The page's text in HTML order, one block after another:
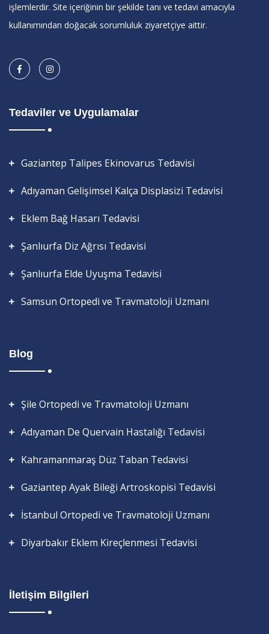
işlemlerdir. Site içeriğinin bir şekilde tanı ve tedavi amacıyla
kullanımından doğacak sorumluluk ziyaretçiye aittir.
Tedaviler ve Uygulamalar
Gaziantep Talipes Ekinovarus Tedavisi
Adıyaman Gelişimsel Kalça Displasizi Tedavisi
Eklem Bağ Hasarı Tedavisi
Şanlıurfa Diz Ağrısı Tedavisi
Şanlıurfa Elde Uyuşma Tedavisi
Samsun Ortopedi ve Travmatoloji Uzmanı
Blog
Şile Ortopedi ve Travmatoloji Uzmanı
Adıyaman De Quervain Hastalığı Tedavisi
Kahramanmaraş Düz Taban Tedavisi
Gaziantep Ayak Bileği Artroskopisi Tedavisi
İstanbul Ortopedi ve Travmatoloji Uzmanı
Diyarbakır Eklem Kireçlenmesi Tedavisi
İletişim Bilgileri